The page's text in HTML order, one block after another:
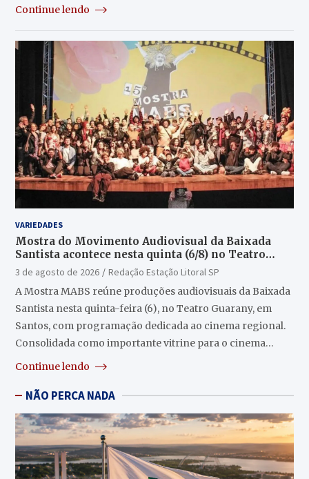
Continue lendo
VARIEDADES
Mostra do Movimento Audiovisual da Baixada
Santista acontece nesta quinta (6/8) no Teatro
Guarany
3 de agosto de 2026
Redação Estação Litoral SP
A Mostra MABS reúne produções audiovisuais da Baixada
Santista nesta quinta-feira (6), no Teatro Guarany, em
Santos, com programação dedicada ao cinema regional.
Consolidada como importante vitrine para o cinema…
Continue lendo
NÃO PERCA NADA